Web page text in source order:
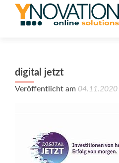
digital jetzt
Veröffentlicht am 04.11.2020